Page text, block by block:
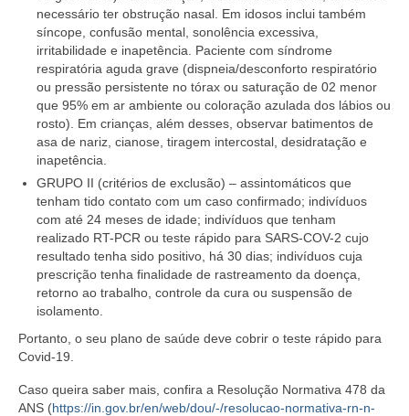
necessário ter obstrução nasal. Em idosos inclui também
síncope, confusão mental, sonolência excessiva,
irritabilidade e inapetência. Paciente com síndrome
respiratória aguda grave (dispneia/desconforto respiratório
ou pressão persistente no tórax ou saturação de 02 menor
que 95% em ar ambiente ou coloração azulada dos lábios ou
rosto). Em crianças, além desses, observar batimentos de
asa de nariz, cianose, tiragem intercostal, desidratação e
inapetência.
GRUPO II (critérios de exclusão) – assintomáticos que
tenham tido contato com um caso confirmado; indivíduos
com até 24 meses de idade; indivíduos que tenham
realizado RT-PCR ou teste rápido para SARS-COV-2 cujo
resultado tenha sido positivo, há 30 dias; indivíduos cuja
prescrição tenha finalidade de rastreamento da doença,
retorno ao trabalho, controle da cura ou suspensão de
isolamento.
Portanto, o seu plano de saúde deve cobrir o teste rápido para
Covid-19.
Caso queira saber mais, confira a Resolução Normativa 478 da
ANS (https://in.gov.br/en/web/dou/-/resolucao-normativa-rn-n-